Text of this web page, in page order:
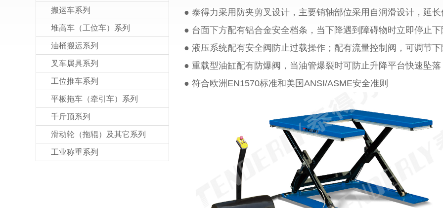
搬运车系列
堆高车（工位车）系列
油桶搬运系列
叉车属具系列
工位推车系列
平板拖车（牵引车）系列
千斤顶系列
滑动轮（拖辊）及其它系列
工业称重系列
● 泰得力采用防夹剪叉设计，主要销轴部位采用自润滑设计，延
● 台面下方配有铝合金安全档条，当下降遇到障碍物时立即停止
● 液压系统配有安全阀防止过载操作；配有流量控制阀，可调节
● 重载型油缸配有防爆阀，当油管爆裂时可防止升降平台快速坠落
● 符合欧洲 EN1570标准和美国ANSI/ASME安全准则